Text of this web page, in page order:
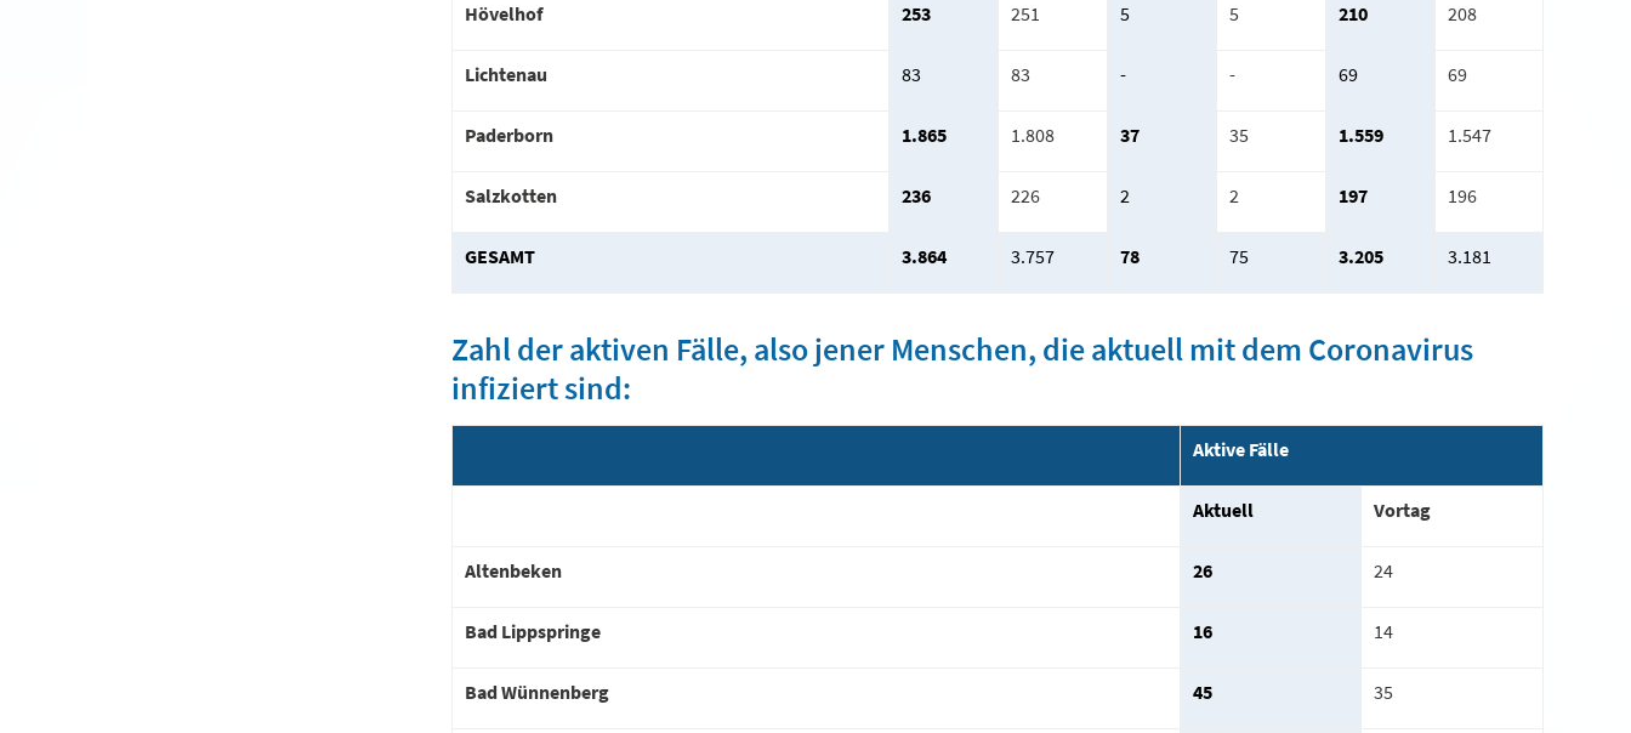
Hövelhof 253 251 5 5 210 208
Lichtenau 83 83 - - 69 69
Paderborn 1.865 1.808 37 35 1.559 1.547
Salzkotten 236 226 2 2 197 196
GESAMT 3.864 3.757 78 75 3.205 3.181
Zahl der aktiven Fälle, also jener Menschen, die aktuell mit dem Coronavirus
infiziert sind:
Aktive Fälle
Aktuell Vortag
Altenbeken 26 24
Bad Lippspringe 16 14
Bad Wünnenberg 45 35